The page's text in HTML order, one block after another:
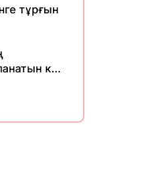
тұрғын
к...